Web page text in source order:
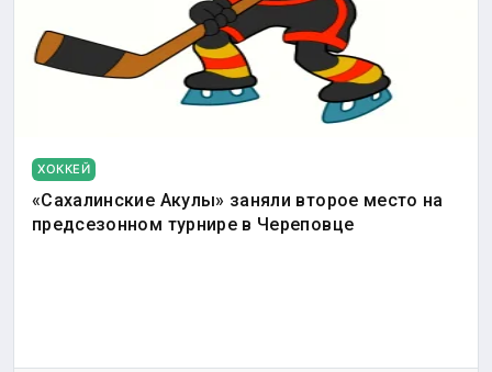
ХОККЕЙ
«Сахалинские Акулы» заняли второе место на
предсезонном турнире в Череповце